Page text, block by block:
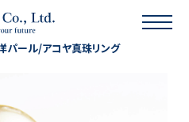
パール/アコヤ真珠リング